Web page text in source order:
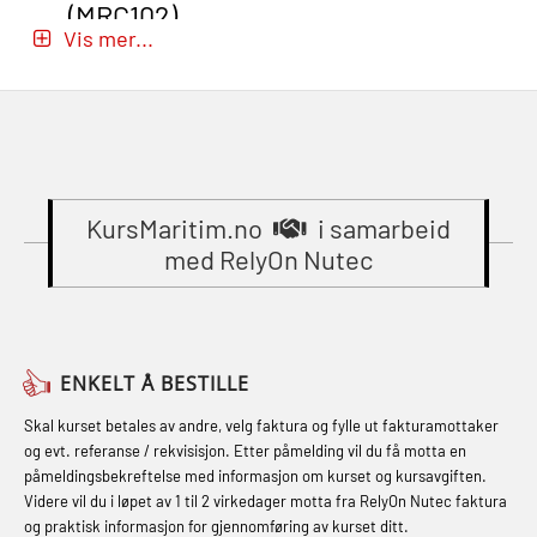
Beredskapsledelse – repetisjon
(OER1091)
Compressed Air Emergency
Compressed Air Emergency
Breathing System (CA-EBS) og
Skuldermåling (OBS125)
Fallsikring (FAR108)
Førstehjelp – repetisjon (OFA102)
Førstehjelp grunnkurs (OFABLE101)
GOC sertifikat grunnleggende
(MBSBLE029)
sikkerhetskurs for offiserer
(MBSBLE024)
STCW Oppdatering videregående
(MBSBLE021)
STCW kombi oppdatering offiserer
og med.behandling (MBS134)
STCW Kombi Oppdatering Offiserer
(MRC102)
learning practical) (RBSBLE002)
Grunnkurs Industrivern (LSC115)
Grunnkurs Røykdykking Industrivern
inkl. brannslukning (FSC121)
Hjertestarter brukerkurs (OFA107)
Røykdykking industrivern –
repetisjon (LFI105)
Vis mer...
KursMaritim.no
i samarbeid
med RelyOn Nutec
ENKELT Å BESTILLE
Skal kurset betales av andre, velg faktura og fylle ut fakturamottaker
og evt. referanse / rekvisisjon. Etter påmelding vil du få motta en
påmeldingsbekreftelse med informasjon om kurset og kursavgiften.
Videre vil du i løpet av 1 til 2 virkedager motta fra RelyOn Nutec faktura
og praktisk informasjon for gjennomføring av kurset ditt.